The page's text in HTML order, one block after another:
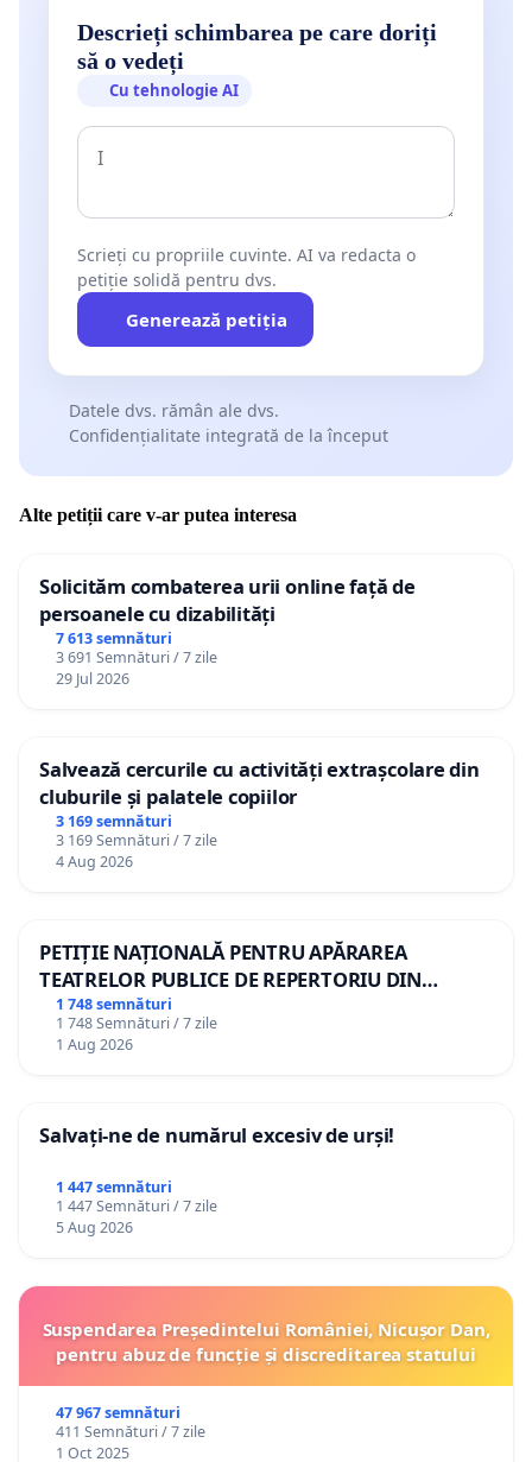
Descrieți schimbarea pe care doriți
să o vedeți
Cu tehnologie AI
Scrieți cu propriile cuvinte. AI va redacta o
petiție solidă pentru dvs.
Generează petiția
Datele dvs. rămân ale dvs.
Confidențialitate integrată de la început
Alte petiții care v-ar putea interesa
Solicităm combaterea urii online față de
persoanele cu dizabilități
7 613 semnături
3 691 Semnături / 7 zile
29 Jul 2026
Salvează cercurile cu activități extrașcolare din
cluburile și palatele copiilor
3 169 semnături
3 169 Semnături / 7 zile
4 Aug 2026
PETIȚIE NAȚIONALĂ PENTRU APĂRAREA
TEATRELOR PUBLICE DE REPERTORIU DIN
ROMÂNIA
1 748 semnături
1 748 Semnături / 7 zile
1 Aug 2026
Salvați-ne de numărul excesiv de urși!
1 447 semnături
1 447 Semnături / 7 zile
5 Aug 2026
Suspendarea Președintelui României, Nicușor Dan,
pentru abuz de funcție și discreditarea statului
47 967 semnături
411 Semnături / 7 zile
1 Oct 2025